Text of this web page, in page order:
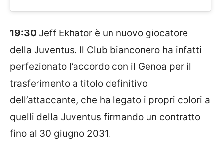
19:30 Jeff Ekhator è un nuovo giocatore
della Juventus. Il Club bianconero ha infatti
perfezionato l’accordo con il Genoa per il
trasferimento a titolo definitivo
dell’attaccante, che ha legato i propri colori a
quelli della Juventus firmando un contratto
fino al 30 giugno 2031.